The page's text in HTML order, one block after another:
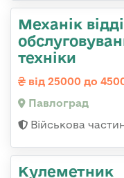
Механік
техніки
від 25000 до
Павлоград
Військова
Кулеметник